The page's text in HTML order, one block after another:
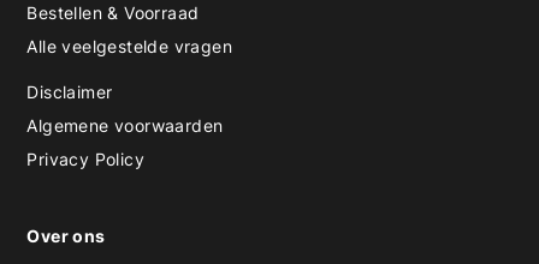
Bestellen & Voorraad
Alle veelgestelde vragen
Disclaimer
Algemene voorwaarden
Privacy Policy
Over ons